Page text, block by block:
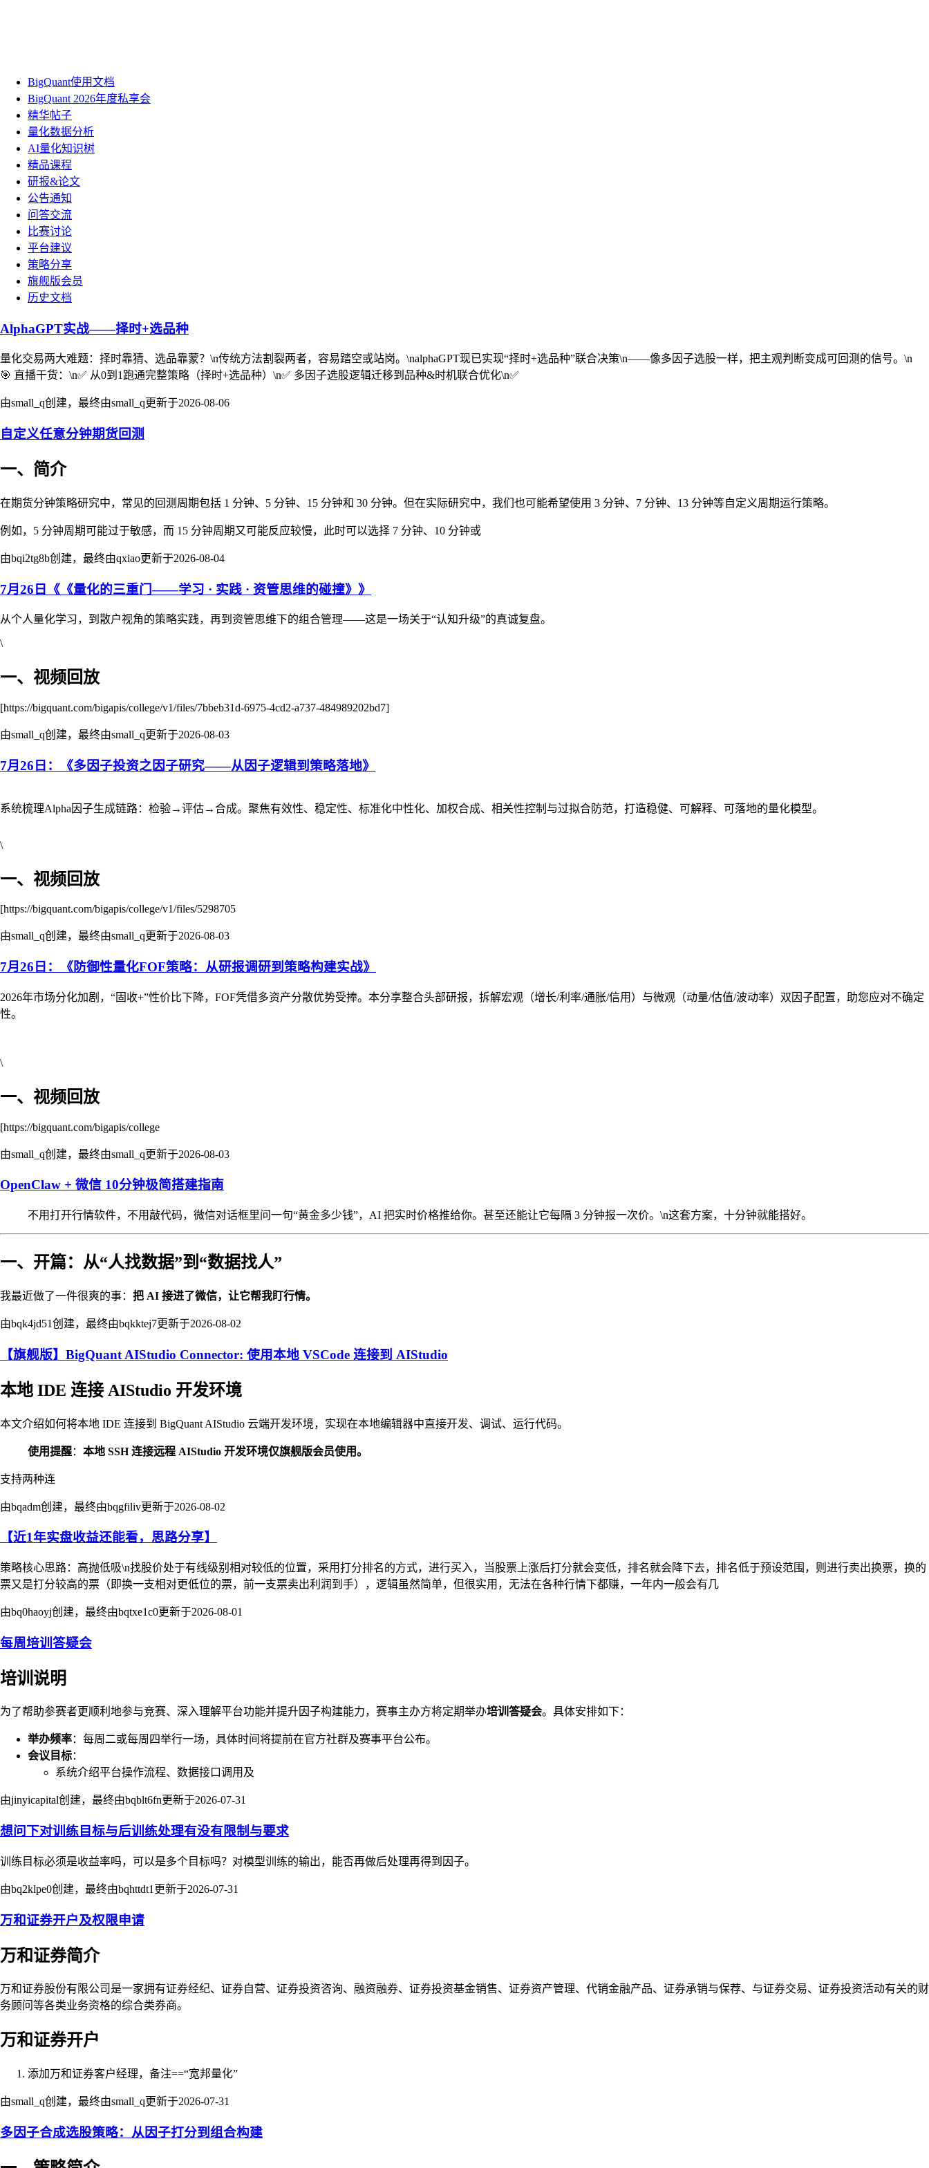
BigQuant使用文档
BigQuant 2026年度私享会
精华帖子
量化数据分析
AI量化知识树
精品课程
研报&论文
公告通知
问答交流
比赛讨论
平台建议
策略分享
旗舰版会员
历史文档
AlphaGPT实战——择时+选品种
量化交易两大难题：择时靠猜、选品靠蒙？\n传统方法割裂两者，容易踏空或站岗。\nalphaGPT现已实现“择时+选品种”联合决策\n——像多因子选股一样，把主观判断变成可回测的信号。\n
🎯 直播干货：\n✅ 从0到1跑通完整策略（择时+选品种）\n✅ 多因子选股逻辑迁移到品种&时机联合优化\n✅
由small_q创建，最终由small_q更新于2026-08-06
自定义任意分钟期货回测
一、简介
在期货分钟策略研究中，常见的回测周期包括 1 分钟、5 分钟、15 分钟和 30 分钟。但在实际研究中，我们也可能希望使用 3 分钟、7 分钟、13 分钟等自定义周期运行策略。
例如，5 分钟周期可能过于敏感，而 15 分钟周期又可能反应较慢，此时可以选择 7 分钟、10 分钟或
由bqi2tg8b创建，最终由qxiao更新于2026-08-04
7月26日《《量化的三重门——学习 · 实践 · 资管思维的碰撞》》
从个人量化学习，到散户视角的策略实践，再到资管思维下的组合管理——这是一场关于“认知升级”的真诚复盘。
\
一、视频回放
[https://bigquant.com/bigapis/college/v1/files/7bbeb31d-6975-4cd2-a737-484989202bd7]
由small_q创建，最终由small_q更新于2026-08-03
7月26日：《多因子投资之因子研究——从因子逻辑到策略落地》
系统梳理Alpha因子生成链路：检验→评估→合成。聚焦有效性、稳定性、标准化中性化、加权合成、相关性控制与过拟合防范，打造稳健、可解释、可落地的量化模型。
\
一、视频回放
[https://bigquant.com/bigapis/college/v1/files/5298705
由small_q创建，最终由small_q更新于2026-08-03
7月26日：《防御性量化FOF策略：从研报调研到策略构建实战》
2026年市场分化加剧，“固收+”性价比下降，FOF凭借多资产分散优势受捧。本分享整合头部研报，拆解宏观（增长/利率/通胀/信用）与微观（动量/估值/波动率）双因子配置，助您应对不确定
性。
\
一、视频回放
[https://bigquant.com/bigapis/college
由small_q创建，最终由small_q更新于2026-08-03
OpenClaw + 微信 10分钟极简搭建指南
不用打开行情软件，不用敲代码，微信对话框里问一句“黄金多少钱”，AI 把实时价格推给你。甚至还能让它每隔 3 分钟报一次价。\n这套方案，十分钟就能搭好。
一、开篇：从“人找数据”到“数据找人”
我最近做了一件很爽的事： 把 AI 接进了微信，让它帮我盯行情。
由bqk4jd51创建，最终由bqkktej7更新于2026-08-02
【旗舰版】BigQuant AIStudio Connector: 使用本地 VSCode 连接到 AIStudio
本地 IDE 连接 AIStudio 开发环境
本文介绍如何将本地 IDE 连接到 BigQuant AIStudio 云端开发环境，实现在本地编辑器中直接开发、调试、运行代码。
使用提醒： 本地 SSH 连接远程 AIStudio 开发环境仅旗舰版会员使用。
支持两种连
由bqadm创建，最终由bqgfiliv更新于2026-08-02
【近1年实盘收益还能看，思路分享】
策略核心思路：高抛低吸\n找股价处于有线级别相对较低的位置，采用打分排名的方式，进行买入，当股票上涨后打分就会变低，排名就会降下去，排名低于预设范围，则进行卖出换票，换的
票又是打分较高的票（即换一支相对更低位的票，前一支票卖出利润到手），逻辑虽然简单，但很实用，无法在各种行情下都赚，一年内一般会有几
由bq0haoyj创建，最终由bqtxe1c0更新于2026-08-01
每周培训答疑会
培训说明
为了帮助参赛者更顺利地参与竞赛、深入理解平台功能并提升因子构建能力，赛事主办方将定期举办培训答疑会。具体安排如下：
举办频率：每周二或每周四举行一场，具体时间将提前在官方社群及赛事平台公布。
会议目标：
系统介绍平台操作流程、数据接口调用及
由jinyicapital创建，最终由bqblt6fn更新于2026-07-31
想问下对训练目标与后训练处理有没有限制与要求
训练目标必须是收益率吗，可以是多个目标吗？对模型训练的输出，能否再做后处理再得到因子。
由bq2klpe0创建，最终由bqhttdt1更新于2026-07-31
万和证券开户及权限申请
万和证券简介
万和证券股份有限公司是一家拥有证券经纪、证券自营、证券投资咨询、融资融券、证券投资基金销售、证券资产管理、代销金融产品、证券承销与保荐、与证券交易、证券投资活动有关的财
务顾问等各类业务资格的综合类券商。
万和证券开户
添加万和证券客户经理，备注==“宽邦量化”
由small_q创建，最终由small_q更新于2026-07-31
多因子合成选股策略：从因子打分到组合构建